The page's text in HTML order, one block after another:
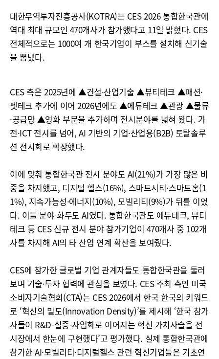
대한무역투자진흥공사(KOTRA)는 CES 2026 통합한국관에
역대 최대 규모인 470개사가 참가했다고 11일 밝혔다. CES
전체적으로는 1000여 개 한국기업이 부스를 설치해 신기술
을 뽐냈다.
CES 측은 2025년에 ▲건설·산업기술 ▲뷰티테크 ▲패션·
펫테크 추가에 이어 2026년에도 ▲에듀테크 ▲관광 ▲물류
·공급망 ▲영화 부문을 추가하며 전시분야를 넓혀 왔다. 가
전·ICT 전시를 넘어, AI 기반의 기업·산업용(B2B) 토탈솔루
션 전시회로 확장했다.
이에 맞춰 통합한국관 전시 분야도 AI(21%)가 가장 많은 비
중을 차지했고, 디지털 헬스(16%), 스마트시티·스마트홈(1
1%), 지속가능성·에너지(10%), 모빌리티(9%)가 뒤를 이었
다. 이들 분야 화두도 AI였다. 통합한국관도 에듀테크, 뷰티
테크 등 CES 신규 전시 분야 참가기업이 470개사 중 102개
사를 차지해 AI의 타 산업 연계 확산을 보여줬다.
CES에 참가한 글로벌 기업 관계자들도 통합한국관을 둘러
보며 기술·투자 협력에 관심을 보였다. CES 주최 측인 미국
소비자기술협회(CTA)는 CES 2026에서 한국 한국의 키워드
로 ‘혁신의 밀도(Innovation Density)’를 제시해 ‘한국 참가
사들이 R&D-실증-사업화로 이어지는 혁신 가치사슬을 전
시장에서 한눈에 구현했다’고 평가했다. 실제 통합한국관에
참가한 AI·모빌리티·디지털헬스 관련 혁신기업들은 기초연